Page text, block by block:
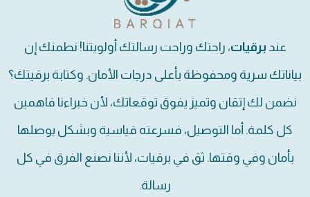
عند برقيات، راحتك وراحت رسالتك أولويتنا! نطمنك إن
بياناتك سرية ومحفوظة بأعلى درجات الأمان. وكتابة برقيتك؟
نضمن لك إتقان وتميز يفوق توقعاتك، لأن خبراءنا فاهمين
كل كلمة. أما التوصيل، فسرعته قياسية وبشكل يوصلها
بأمان وفي وقتها. ثق في برقيات، لأننا نصنع الفرق في كل
رسالة.